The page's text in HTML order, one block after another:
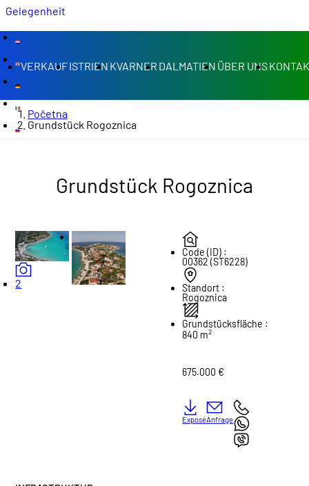
VERKAUFISTRIEN KVARNER DALMATIEN ÜBER UNS
Početna
Grundstück Rogoznica
Grundstück Rogoznica
Gelegenheit
2
Code (ID) :
00362 (ST6228)
Standort :
Rogoznica
Grundstücksfläche :
840 m2
675.000 €
ExposéAnfrage